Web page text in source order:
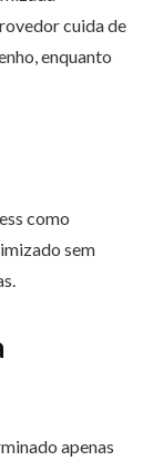
cuida de
enquanto
como
sem
apenas